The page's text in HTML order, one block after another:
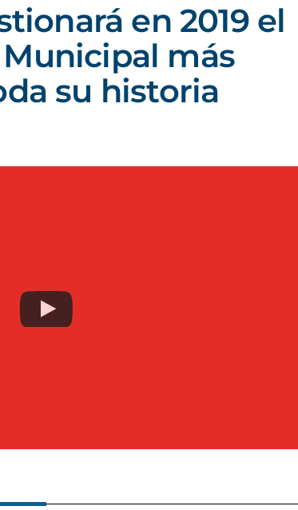
en 2019 el
más
su historia